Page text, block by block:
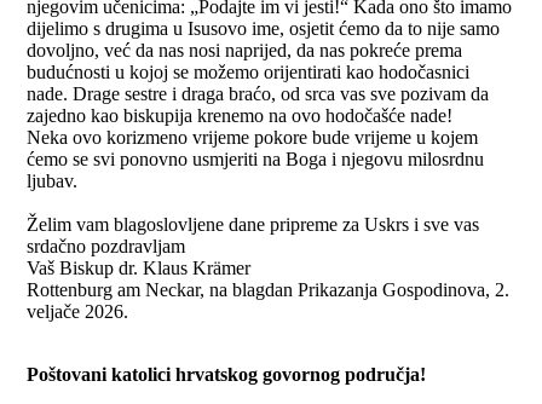
njegovim učenicima: „Podajte im vi jesti!“ Kada ono što imamo
dijelimo s drugima u Isusovo ime, osjetit ćemo da to nije samo
dovoljno, već da nas nosi naprijed, da nas pokreće prema
budućnosti u kojoj se možemo orijentirati kao hodočasnici
nade. Drage sestre i draga braćo, od srca vas sve pozivam da
zajedno kao biskupija krenemo na ovo hodočašće nade!
Neka ovo korizmeno vrijeme pokore bude vrijeme u kojem
ćemo se svi ponovno usmjeriti na Boga i njegovu milosrdnu
ljubav.
Želim vam blagoslovljene dane pripreme za Uskrs i sve vas
srdačno pozdravljam
Vaš Biskup dr. Klaus Krämer
Rottenburg am Neckar, na blagdan Prikazanja Gospodinova, 2.
veljače 2026.
Poštovani katolici hrvatskog govornog područja!